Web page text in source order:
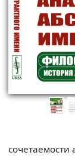
сочетаемости